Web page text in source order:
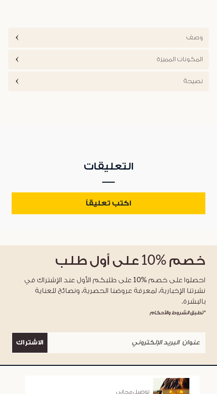
وصف
المكونات المميزة
نصيحة
التعليقات
اكتب تعليقاً
خصم %10 على أول طلب
احصلوا على خصم %10 على طلبكم الأول عند الإشتراك في
نشرتنا الإخبارية، لمعرفة عروضنا الحصرية، ونصائح للعناية
بالبشرة.
*تطبق الشروط والأحكام
الاشتراك
توصيل مجاني